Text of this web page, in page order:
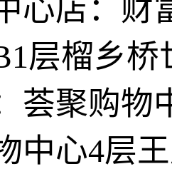
心店：财
层榴乡
荟聚购
中心4层